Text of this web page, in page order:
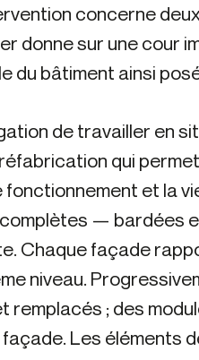
concerne
donne sur une cour
du bâtiment ainsi
de travailler en
qui
et la
— bardées
Chaque façade
niveau.
; des
Les éléments